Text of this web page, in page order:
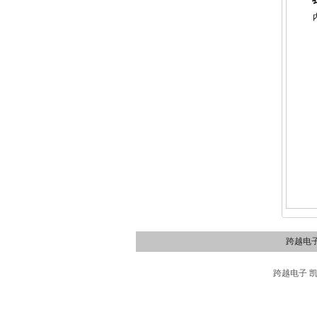
跨越电
跨越电子